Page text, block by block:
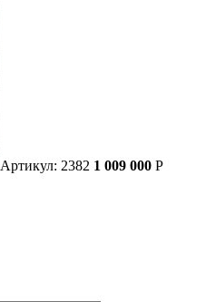
Артикул: 2382 1 009 000 Р